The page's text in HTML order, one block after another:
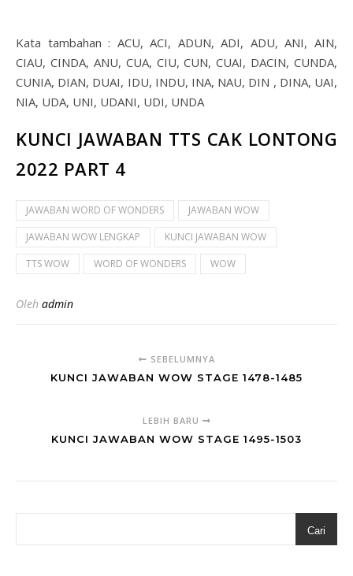
Kata tambahan : ACU, ACI, ADUN, ADI, ADU, ANI, AIN,
CIAU, CINDA, ANU, CUA, CIU, CUN, CUAI, DACIN, CUNDA,
CUNIA, DIAN, DUAI, IDU, INDU, INA, NAU, DIN , DINA, UAI,
NIA, UDA, UNI, UDANI, UDI, UNDA
KUNCI JAWABAN TTS CAK LONTONG
2022 PART 4
JAWABAN WORD OF WONDERS
JAWABAN WOW
JAWABAN WOW LENGKAP
KUNCI JAWABAN WOW
TTS WOW
WORD OF WONDERS WOW
Oleh admin
SEBELUMNYA
KUNCI JAWABAN WOW STAGE 1478-1485
LEBIH BARU
KUNCI JAWABAN WOW STAGE 1495-1503
Cari